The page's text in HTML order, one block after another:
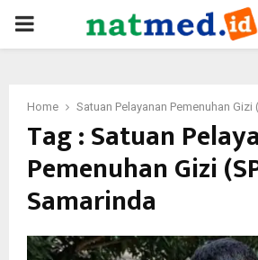
PRIMARY
Home Satuan Pelayanan Pemenuhan Gizi
Tag : Satuan
Pemenuhan Gizi
Samarinda